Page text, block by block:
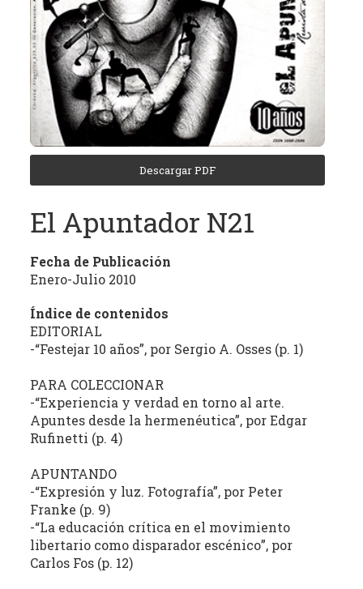
Archivo
Revistas
Culturales
Córdoba
tiene
objetivo
central
recuperación,
domiciliación
digital
estudio
crítico
publicaciones
periódicas
provincia
(con
énfasis
Descargar PDF
El Apuntador N21
Fecha de Publicación
Enero-Julio 2010
Índice de contenidos
EDITORIAL
-“Festejar 10 años”, por Sergio A. Osses (p. 1)
PARA COLECCIONAR
-“Experiencia y verdad en torno al arte.
Apuntes desde la hermenéutica”, por Edgar
Rufinetti (p. 4)
APUNTANDO
-“Expresión y luz. Fotografía”, por Peter
Franke (p. 9)
-“La educación crítica en el movimiento
libertario como disparador escénico”, por
Carlos Fos (p. 12)